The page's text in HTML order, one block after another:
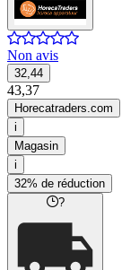
Non avis
32,44
43,37
Horecatraders.com
i
Magasin
i
32% de réduction
?